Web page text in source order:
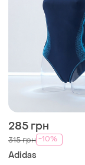
285 грн
315 грн -10%
Adidas